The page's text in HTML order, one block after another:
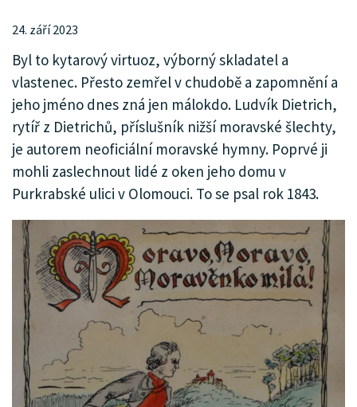
SPOLEČNOST
HISTORIE
MHD
INZERCE
ARCHIV
24. září 2023
Byl to kytarový virtuoz, výborný skladatel a
vlastenec. Přesto zemřel v chudobě a zapomnění a
jeho jméno dnes zná jen málokdo. Ludvík Dietrich,
rytíř z Dietrichů, příslušník nižší moravské šlechty,
je autorem neoficiální moravské hymny. Poprvé ji
mohli zaslechnout lidé z oken jeho domu v
Purkrabské ulici v Olomouci. To se psal rok 1843.